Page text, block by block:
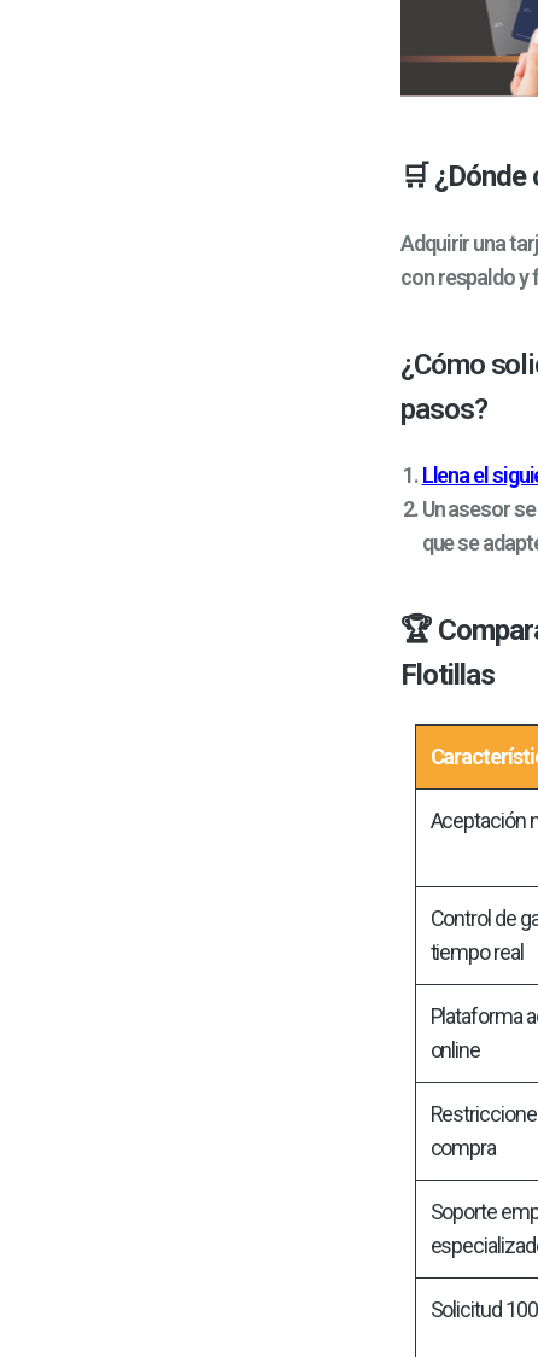
🛒
Adquirir una
con respaldo y
¿Cómo
pasos?
Llena el
Un asesor
que se
🏆
Flotillas
Aceptación
Control de
tiempo real
Plataforma
online
compra
Soporte
Solicitud